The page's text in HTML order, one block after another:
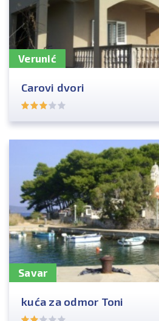
Verunić
Carovi dvori
Savar
kuća za odmor Toni